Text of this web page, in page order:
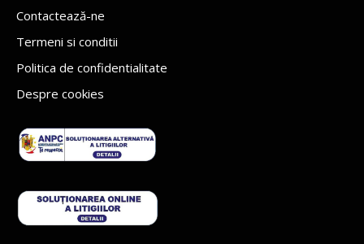
Contactează-ne
Termeni si conditii
Politica de confidentialitate
Despre cookies